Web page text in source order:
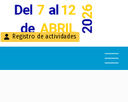
Pasar
contenido
Registro de actividades